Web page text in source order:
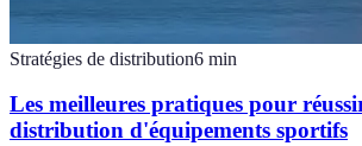
Stratégies de distribution6 min
Les meilleures pratiques pour
distribution d'équipements sportifs